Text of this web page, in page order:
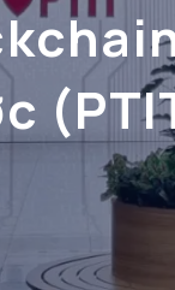
2023